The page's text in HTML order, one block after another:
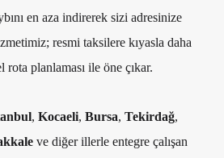
en aza indirerek sizi adresinize
resmi taksilere kıyasla daha
planlaması ile öne çıkar.
, Kocaeli, Bursa, Tekirdağ,
ve diğer illerle entegre çalışan